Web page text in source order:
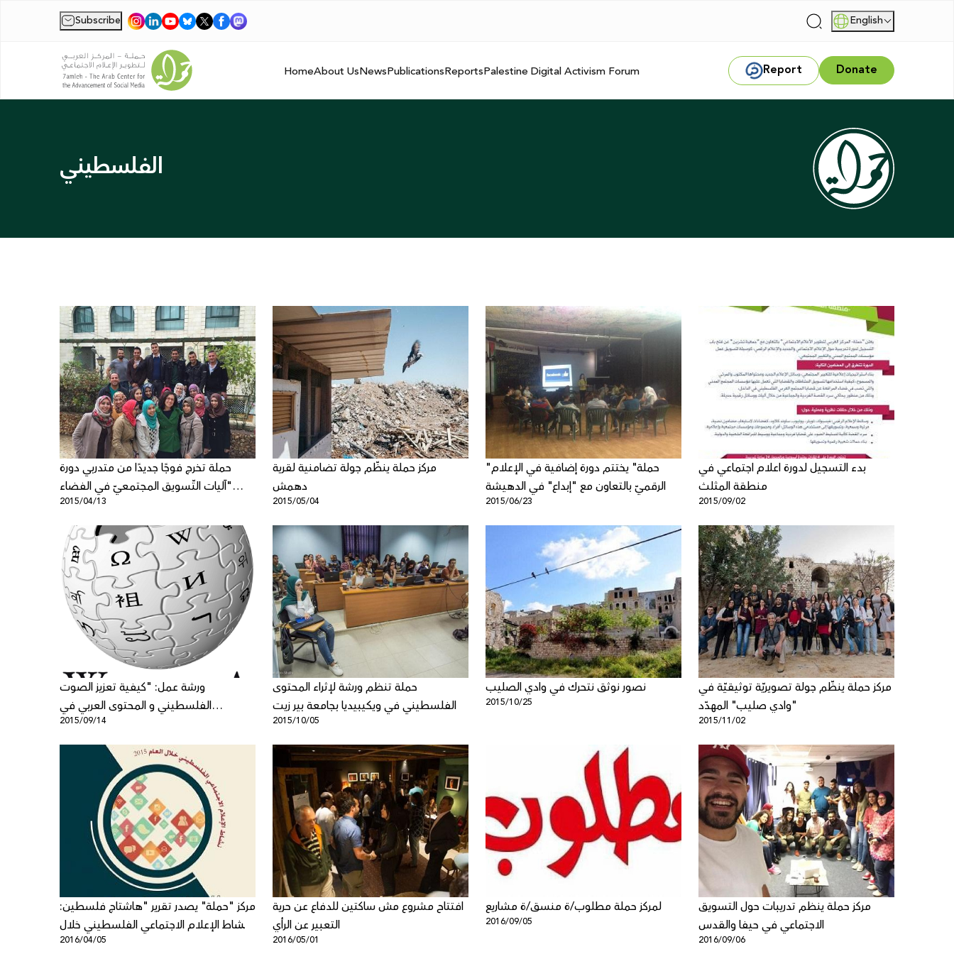
Subscribe | | English
HomeAbout UsNewsPublicationsReportsPalestine Digital Activism Forum Report Donate
الفلسطيني
حملة تخرج فوجًا جديدًا من متدربي دورة
"آليات التّسويق المجتمعيّ في الفضاء
الرّقميّ" في مدينة نابلس
2015/04/13
مركز حملة ينظّم جولة تضامنية لقرية
دهمش
2015/05/04
"حملة" يختتم دورة إضافية في الإعلام
الرقميّ بالتعاون مع "إبداع" في الدهيشة
2015/06/23
بدء التسجيل لدورة اعلام اجتماعي في
منطقة المثلث
2015/09/02
ورشة عمل: "كيفية تعزيز الصوت
الفلسطيني و المحتوى العربي في
الويكيبيديا
2015/09/14
حملة تنظم ورشة لإثراء المحتوى
الفلسطيني في ويكيبيديا بجامعة بير زيت
2015/10/05
نصور نوثق نتحرك في وادي الصليب
2015/10/25
مركز حملة ينظّم جولة تصويريّة توثيقيّة في
"وادي صليب" المهدّد
2015/11/02
مركز "حملة" يصدر تقرير "هاشتاج فلسطين:
نشاط الإعلام الاجتماعي الفلسطيني خلال
2016/04/05
افتتاح مشروع مش ساكتين للدفاع عن حرية
التعبير عن الرأي
2016/05/01
لمركز حملة مطلوب/ة منسق/ة مشاريع
2016/09/05
مركز حملة ينظم تدريبات حول التسويق
الاجتماعي في حيفا والقدس
2016/09/06